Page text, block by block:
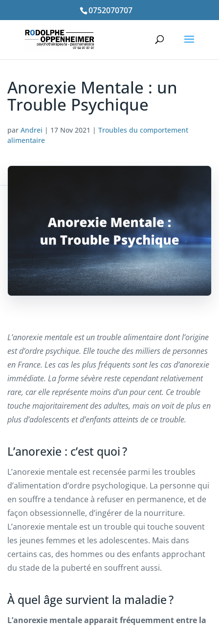
0752070707
Anorexie Mentale : un
Trouble Psychique
par Andrei | 17 Nov 2021 | Troubles du comportement
alimentaire
L’anorexie mentale est un trouble alimentaire dont l’origine
est d’ordre psychique. Elle touche des milliers de personnes
en France. Les cas les plus fréquents sont les cas d’anorexie
immédiate. La forme sévère reste cependant relativement
rare, car elle représente moins d’un pour cent. Ce trouble
touche majoritairement des adultes, mais on voit de plus en
plus d’adolescents et d’enfants atteints de ce trouble.
L’anorexie : c’est quoi ?
L’anorexie mentale est recensée parmi les troubles
d’alimentation d’ordre psychologique. La personne qui
en souffre a tendance à refuser en permanence, et de
façon obsessionnelle, d’ingérer de la nourriture.
L’anorexie mentale est un trouble qui touche souvent
les jeunes femmes et les adolescentes. Mais dans
certains cas, des hommes ou des enfants approchant
du stade de la puberté en souffrent aussi.
À quel âge survient la maladie ?
L’anorexie mentale apparait fréquemment entre la